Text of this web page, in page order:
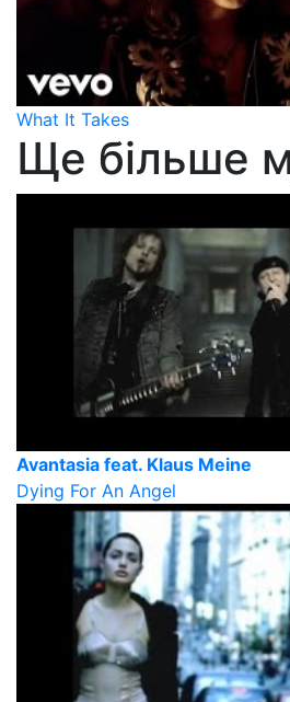
What It Takes
Ще більше
Avantasia feat. Klaus Meine
Dying For An Angel